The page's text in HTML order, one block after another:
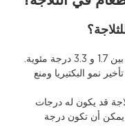
يوصى بنطاق درجة حرارة الثلاجة المنزلية بين 1.7 و 3.3 درجة مئوية.
نمو البكتيريا ومنع
قد يكون له درجات
يمكن أن تكون درجة